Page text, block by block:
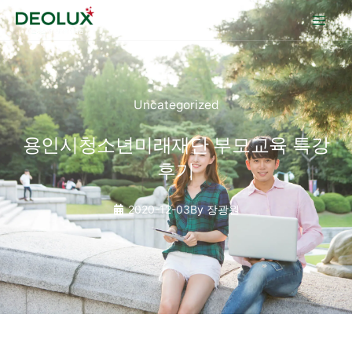
콘텐츠로
건너뛰기
Uncategorized
용인시청소년미래재단 부모교육 특강
후기
2020-12-03By장광원